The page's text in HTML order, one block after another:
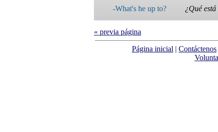
-What's he up to? ¿Qué
« previa página
Página inicial | Contáctenos